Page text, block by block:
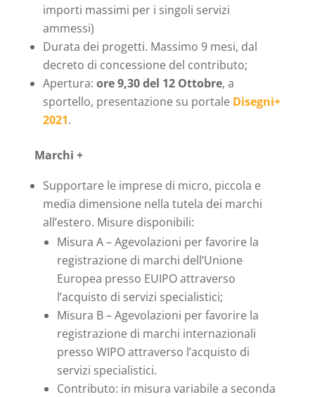
importi massimi per i singoli servizi
ammessi)
Durata dei progetti. Massimo 9 mesi, dal
decreto di concessione del contributo;
Apertura: ore 9,30 del 12 Ottobre, a
sportello, presentazione su portale Disegni+
2021.
Marchi +
Supportare le imprese di micro, piccola e
media dimensione nella tutela dei marchi
all’estero. Misure disponibili:
Misura A – Agevolazioni per favorire la
registrazione di marchi dell’Unione
Europea presso EUIPO attraverso
l’acquisto di servizi specialistici;
Misura B – Agevolazioni per favorire la
registrazione di marchi internazionali
presso WIPO attraverso l’acquisto di
servizi specialistici.
Contributo: in misura variabile a seconda